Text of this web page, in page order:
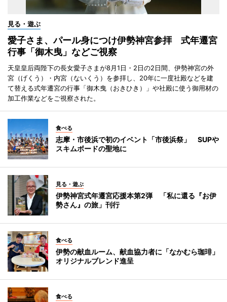
見る・遊ぶ
愛子さま、パール身につけ伊勢神宮参拝 式年遷宮
行事「御木曳」などご視察
天皇皇后両陛下の長女愛子さまが8月1日・2日の2日間、伊勢神宮の外
宮（げくう）・内宮（ないくう）を参拝し、20年に一度社殿などを建
て替える式年遷宮の行事「御木曳（おきひき）」や社殿に使う御用材の
加工作業などをご視察された。
食べる
志摩・市後浜で初のイベント「市後浜祭」 SUPや
スキムボードの聖地に
見る・遊ぶ
伊勢神宮式年遷宮応援本第2弾 「私に還る『お伊
勢さん』の旅」刊行
食べる
伊勢の献血ルーム、献血協力者に「なかむら珈琲」
オリジナルブレンド進呈
食べる